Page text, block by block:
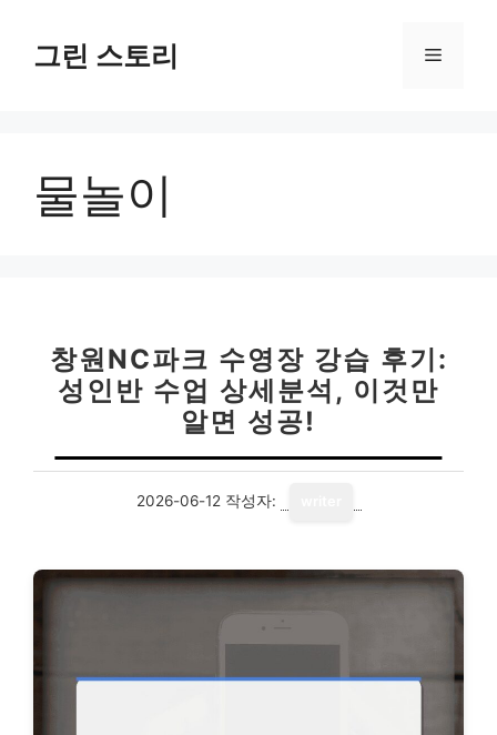
그린 스토리 메
물놀이
창원NC파크 수영장 강습 후기:
성인반 수업 상세분석, 이것만
알면 성공!
2026-06-12 작성자: